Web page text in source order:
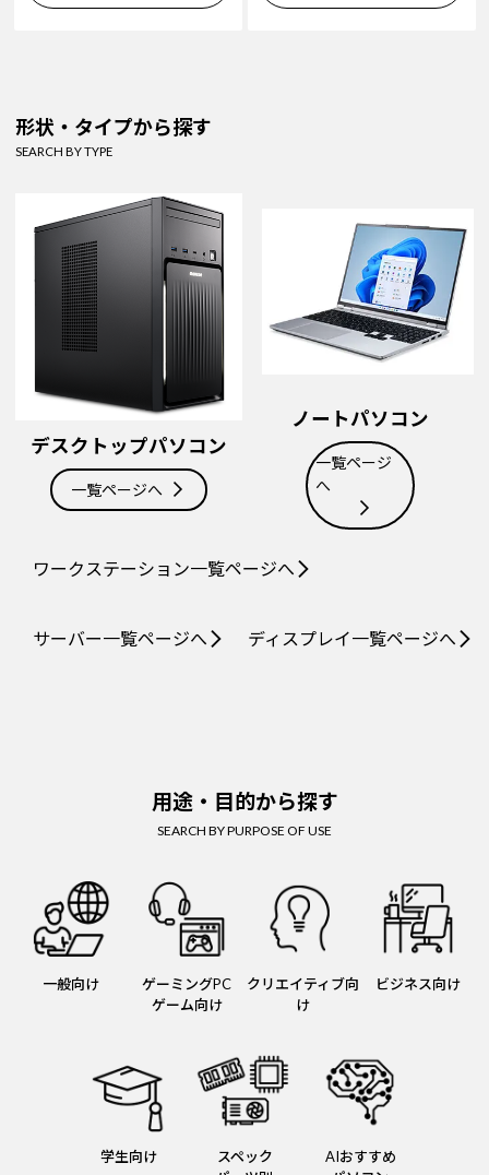
形状・タイプから探す
SEARCH BY TYPE
デスクトップパソコン
一覧ページへ
ノートパソコン
一覧ページ
へ
ワークステーション一覧ページへ
サーバー一覧ページへ ディスプレイ一覧ページへ
用途・目的から探す
SEARCH BY PURPOSE OF USE
一般向け
ゲーミングPC
ゲーム向け
クリエイティブ向
け
ビジネス向け
学生向け
スペック
AIおすすめ